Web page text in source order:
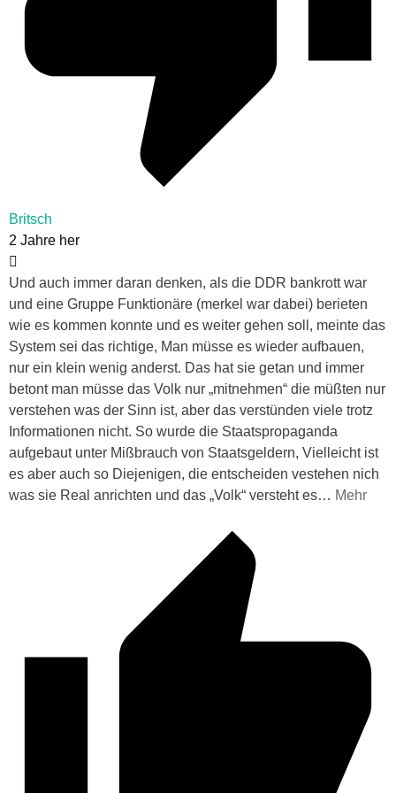
Britsch
2 Jahre her
Und auch immer daran denken, als die DDR bankrott war
und eine Gruppe Funktionäre (merkel war dabei) berieten
wie es kommen konnte und es weiter gehen soll, meinte das
System sei das richtige, Man müsse es wieder aufbauen,
nur ein klein wenig anderst. Das hat sie getan und immer
betont man müsse das Volk nur „mitnehmen“ die müßten nur
verstehen was der Sinn ist, aber das verstünden viele trotz
Informationen nicht. So wurde die Staatspropaganda
aufgebaut unter Mißbrauch von Staatsgeldern, Vielleicht ist
es aber auch so Diejenigen, die entscheiden vestehen nich
was sie Real anrichten und das „Volk“ versteht es… Mehr